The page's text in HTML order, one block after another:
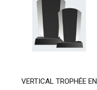
VERTICAL TROPHÉE EN